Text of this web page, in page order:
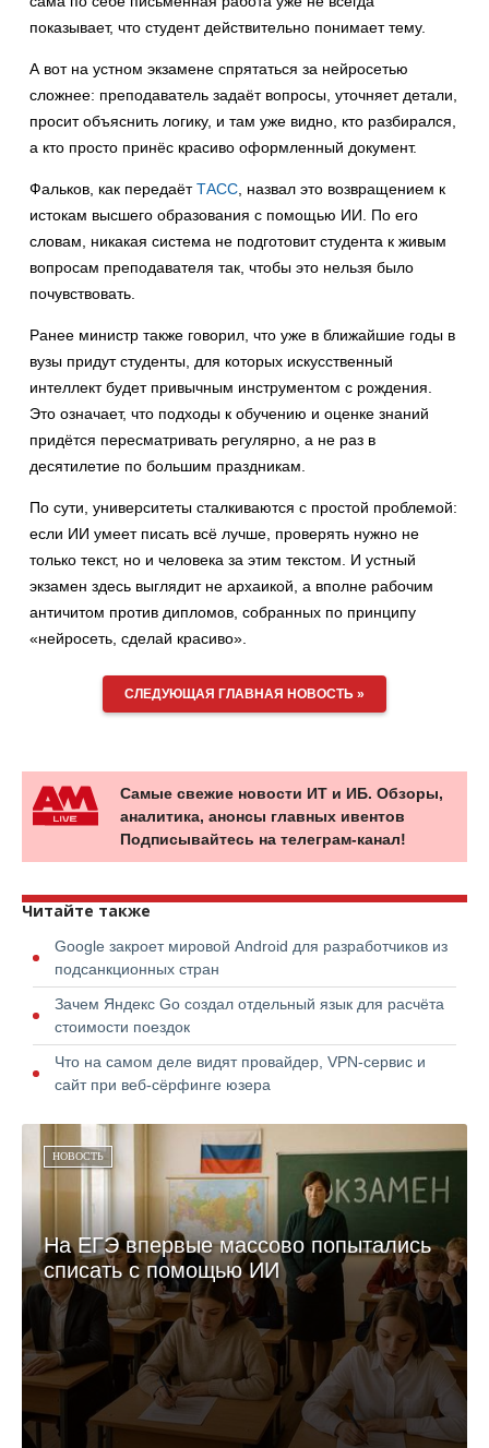
показывает, что студент действительно понимает тему.
А вот на устном экзамене спрятаться за нейросетью
сложнее: преподаватель задаёт вопросы, уточняет детали,
просит объяснить логику, и там уже видно, кто разбирался,
а кто просто принёс красиво оформленный документ.
Фальков, как передаётТАСС, назвал это возвращением к
истокам высшего образования с помощью ИИ. По его
словам, никакая система не подготовит студента к живым
вопросам преподавателя так, чтобы это нельзя было
почувствовать.
Ранее министр также говорил, что уже в ближайшие годы в
вузы придут студенты, для которых искусственный
интеллект будет привычным инструментом с рождения.
Это означает, что подходы к обучению и оценке знаний
придётся пересматривать регулярно, а не раз в
десятилетие по большим праздникам.
По сути, университеты сталкиваются с простой проблемой:
если ИИ умеет писать всё лучше, проверять нужно не
только текст, но и человека за этим текстом. И устный
экзамен здесь выглядит не архаикой, а вполне рабочим
античитом против дипломов, собранных по принципу
«нейросеть, сделай красиво».
СЛЕДУЮЩАЯ ГЛАВНАЯ НОВОСТЬ »
Самые свежие новости ИТ и ИБ. Обзоры,
аналитика, анонсы главных ивентов
Подписывайтесь на телеграм-канал!
Читайте также
Google закроет мировой Android для разработчиков из
подсанкционных стран
Зачем Яндекс Go создал отдельный язык для расчёта
стоимости поездок
Что на самом деле видят провайдер, VPN-сервис и
сайт при веб-сёрфинге юзера
НОВОСТЬ
На ЕГЭ впервые массово попытались
списать с помощью ИИ